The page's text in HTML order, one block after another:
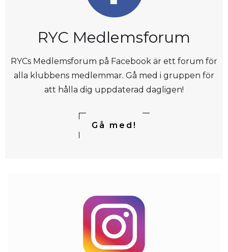
RYC Medlemsforum
RYCs Medlemsforum på Facebook är ett forum för
alla klubbens medlemmar. Gå med i gruppen för
att hålla dig uppdaterad dagligen!
Gå med!